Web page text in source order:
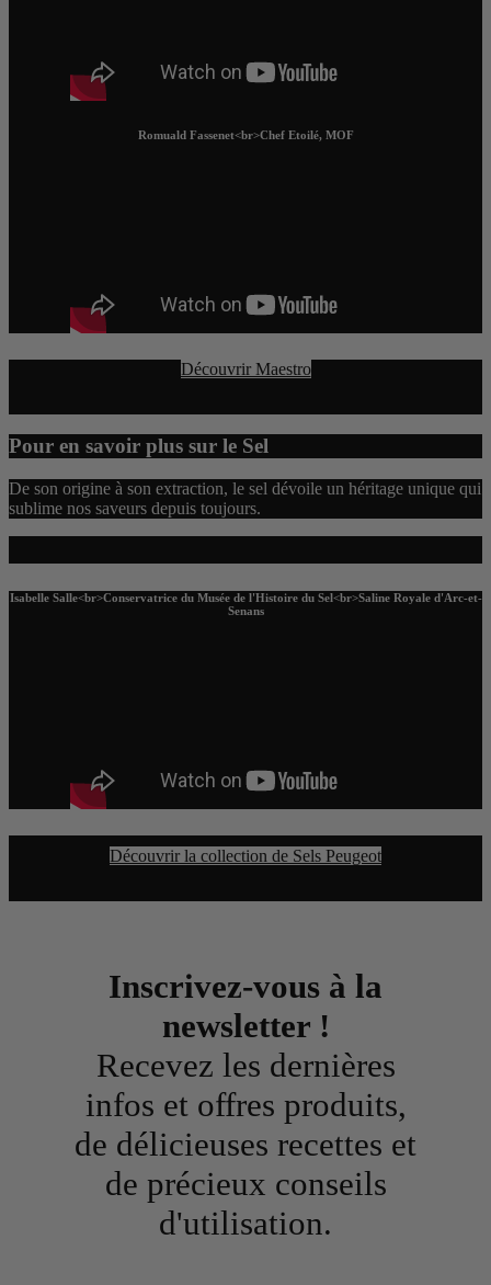
Romuald Fassenet<br>Chef Etoilé, MOF
Découvrir Maestro
Pour en savoir plus sur le Sel
De son origine à son extraction, le sel dévoile un héritage unique qui
sublime nos saveurs depuis toujours.
Isabelle Salle<br>Conservatrice du Musée de l'Histoire du Sel<br>Saline Royale d'Arc-et-
Senans
Découvrir la collection de Sels Peugeot
Inscrivez-vous à la
newsletter !
Recevez les dernières
infos et offres produits,
de délicieuses recettes et
de précieux conseils
d'utilisation.